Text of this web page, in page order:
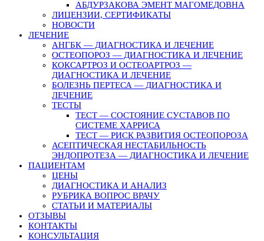
АБДУРЗАКОВА ЭМЕНТ МАГОМЕДОВНА
ЛИЦЕНЗИИ, СЕРТИФИКАТЫ
НОВОСТИ
ЛЕЧЕНИЕ
АНГБК — ДИАГНОСТИКА И ЛЕЧЕНИЕ
ОСТЕОПОРОЗ — ДИАГНОСТИКА И ЛЕЧЕНИЕ
КОКСАРТРОЗ И ОСТЕОАРТРОЗ —
ДИАГНОСТИКА И ЛЕЧЕНИЕ
БОЛЕЗНЬ ПЕРТЕСА — ДИАГНОСТИКА И
ЛЕЧЕНИЕ
ТЕСТЫ
ТЕСТ — СОСТОЯНИЕ СУСТАВОВ ПО
СИСТЕМЕ ХАРРИСА
ТЕСТ — РИСК РАЗВИТИЯ ОСТЕОПОРОЗА
АСЕПТИЧЕСКАЯ НЕСТАБИЛЬНОСТЬ
ЭНДОПРОТЕЗА — ДИАГНОСТИКА И ЛЕЧЕНИЕ
ПАЦИЕНТАМ
ЦЕНЫ
ДИАГНОСТИКА И АНАЛИЗ
РУБРИКА ВОПРОС ВРАЧУ
СТАТЬИ И МАТЕРИАЛЫ
ОТЗЫВЫ
КОНТАКТЫ
КОНСУЛЬТАЦИЯ